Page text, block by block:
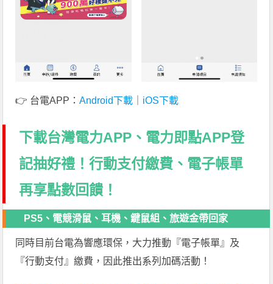
👉 台電APP：Android下載 iOS下載
下載台灣電力APP、電力即點APP登
記抽好禮！行動支付繳費、電子帳單
再享點數回饋！
PS5 、電競滑鼠、耳機、鍵鼠組、旅遊金帶回家
同時目前台電為響應環保，大力推動『電子帳單』及
『行動支付』繳費，因此推出系列加碼活動！